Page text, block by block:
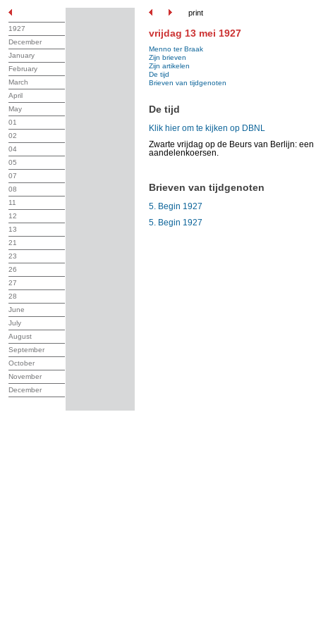
print
1927
December
January
February
March
April
May
01
02
04
05
07
08
11
12
13
21
23
26
27
28
June
July
August
September
October
November
December
vrijdag 13 mei 1927
Menno ter Braak
Zijn brieven
Zijn artikelen
De tijd
Brieven van tijdgenoten
De tijd
Klik hier om te kijken op DBNL
Zwarte vrijdag op de Beurs van Berlijn:
aandelenkoersen.
Brieven van tijdgenoten
5. Begin 1927
5. Begin 1927